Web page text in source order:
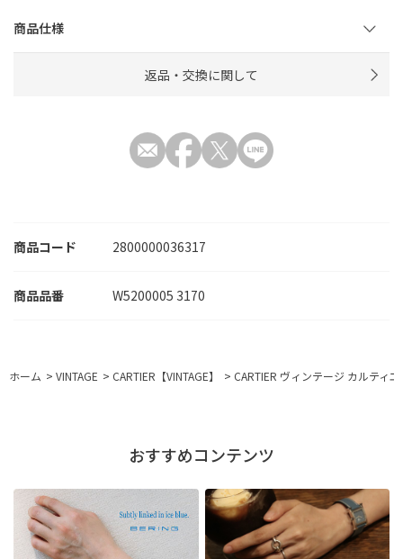
商品コード 2800000036317
W5200005 3170
商品仕様
返品・交換に関して
ホーム > VINTAGE > CARTIER【VINTAGE】 > CARTIER ヴィンテージ カルティ
おすすめコンテンツ